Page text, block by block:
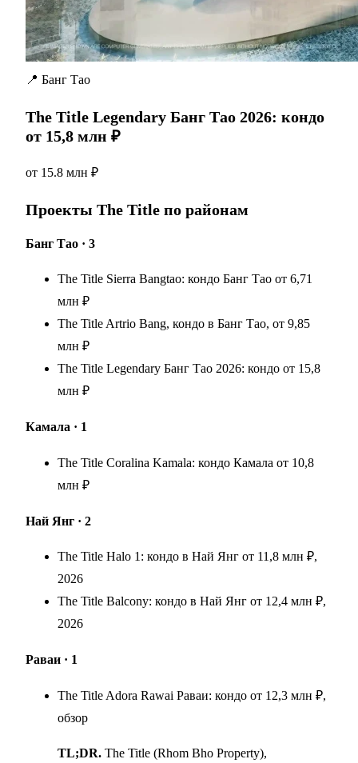
📍 Банг Тао
The Title Legendary Банг Тао 2026: кондо
от 15,8 млн ₽
от 15.8 млн ₽
Проекты The Title по районам
Банг Тао · 3
The Title Sierra Bangtao: кондо Банг Тао от 6,71
млн ₽
The Title Artrio Bang, кондо в Банг Тао, от 9,85
млн ₽
The Title Legendary Банг Тао 2026: кондо от 15,8
млн ₽
Камала · 1
The Title Coralina Kamala: кондо Камала от 10,8
млн ₽
Най Янг · 2
The Title Halo 1: кондо в Най Янг от 11,8 млн ₽,
2026
The Title Balcony: кондо в Най Янг от 12,4 млн ₽,
2026
Раваи · 1
The Title Adora Rawai Раваи: кондо от 12,3 млн ₽,
обзор
TL;DR. The Title (Rhom Bho Property),